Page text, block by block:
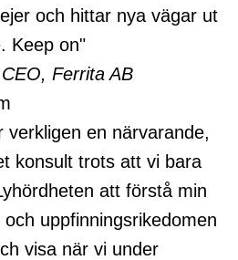
och hittar nya vägar ut
Keep on"
CEO, Ferrita AB
verkligen en närvarande,
konsult trots att vi bara
att förstå min
uppfinningsrikedomen
visa när vi under